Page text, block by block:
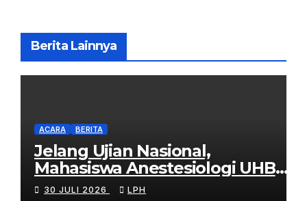
Berita Lainnya
ACARA BERITA
Jelang Ujian Nasional,
Mahasiswa Anestesiologi UHB
Jalani Simulasi
30 JULI 2026 LPH